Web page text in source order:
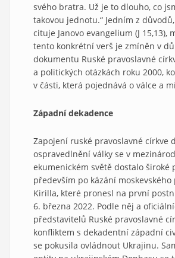
svého bratra. Už je to dlouho, co
takovou jednotu.“ Jedním z
cituje Janovo evangelium (J 15,13),
tento konkrétní verš je zmíněn v
dokumentu Ruské pravoslavné
a politických otázkách roku 2000,
v části, která pojednává o válce a
Západní dekadence
Zapojení ruské pravoslavné církve
ospravedlnění války se v
ekumenickém světě dostalo široké
především po kázání
Kirilla, které pronesl na první
6. března 2022. Podle něj a
představitelů Ruské pravoslavné
konfliktem s dekadentní západní
se pokusila ovládnout Ukrajinu.